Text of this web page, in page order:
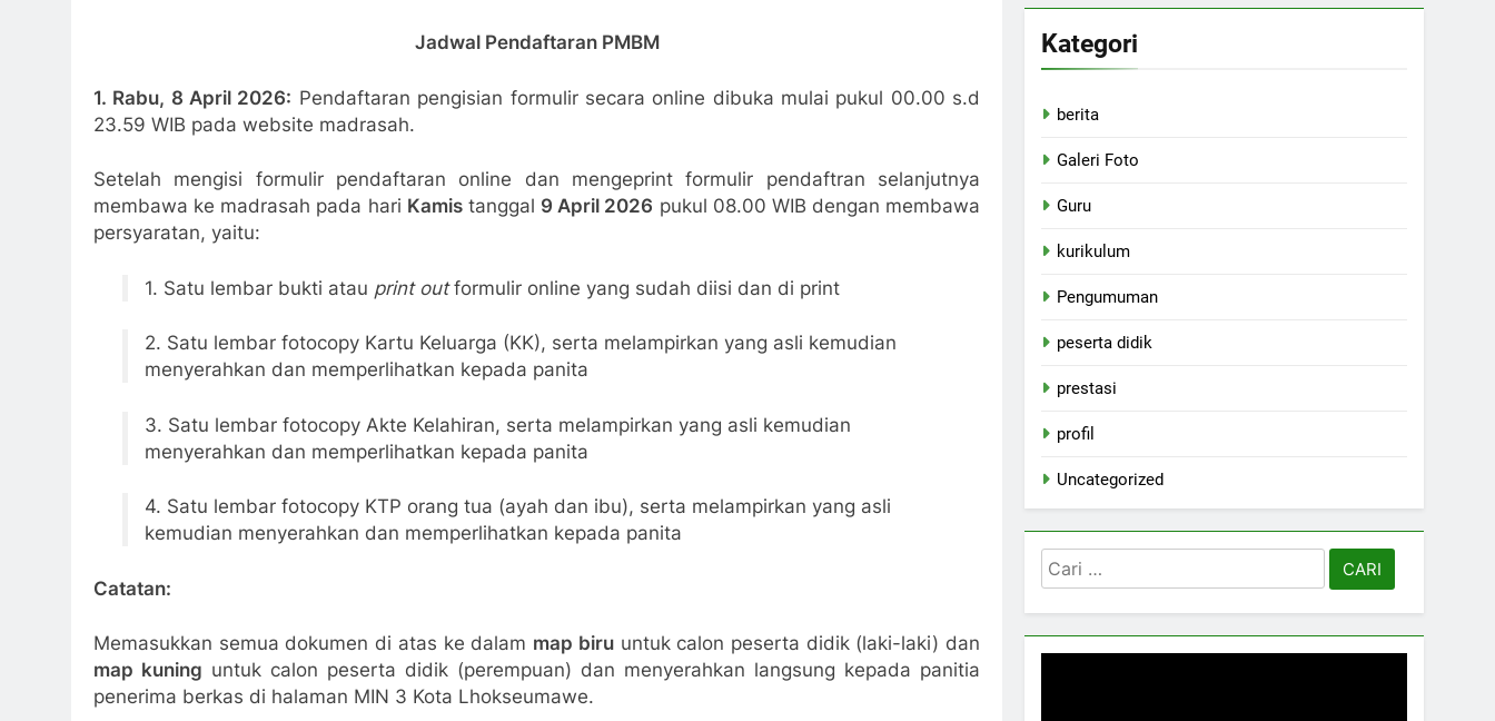
Jadwal Pendaftaran PMBM
1. Rabu, 8 April 2026: Pendaftaran pengisian formulir secara online dibuka mulai pukul 00.00 s.d
23.59 WIB pada website madrasah.
Setelah mengisi formulir pendaftaran online dan mengeprint formulir pendaftran selanjutnya
membawa ke madrasah pada hari Kamistanggal 9 April 2026 pukul 08.00 WIB dengan membawa
persyaratan, yaitu:
1. Satu lembar bukti atau print outformulir online yang sudah diisi dan di print
2. Satu lembar fotocopy Kartu Keluarga (KK), serta melampirkan yang asli kemudian
menyerahkan dan memperlihatkan kepada panita
3. Satu lembar fotocopy Akte Kelahiran, serta melampirkan yang asli kemudian
menyerahkan dan memperlihatkan kepada panita
4. Satu lembar fotocopy KTP orang tua (ayah dan ibu), serta melampirkan yang asli
kemudian menyerahkan dan memperlihatkan kepada panita
Catatan:
Memasukkan semua dokumen di atas ke dalam map biruuntuk calon peserta didik (laki-laki) dan
map kuning untuk calon peserta didik (perempuan) dan menyerahkan langsung kepada panitia
penerima berkas di halaman MIN 3 Kota Lhokseumawe.
Kategori
berita
Galeri Foto
Guru
kurikulum
Pengumuman
peserta didik
prestasi
profil
Uncategorized
Cari
untuk: